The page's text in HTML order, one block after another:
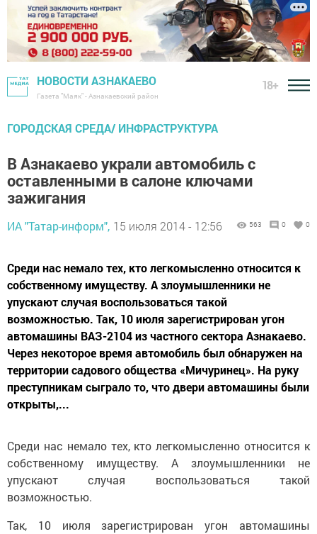
НОВОСТИ АЗНАКАЕВО
Газета "Маяк" - Азнакаевский район
18+
ГОРОДСКАЯ СРЕДА/ ИНФРАСТРУКТУРА
В Азнакаево украли автомобиль с
оставленными в салоне ключами
зажигания
ИА "Татар-информ", 15 июля 2014 - 12:56 563 0 0
Среди нас немало тех, кто легкомысленно относится к
собственному имуществу. А злоумышленники не
упускают случая воспользоваться такой
возможностью. Так, 10 июля зарегистрирован угон
автомашины ВАЗ-2104 из частного сектора Азнакаево.
Через некоторое время автомобиль был обнаружен на
территории садового общества «Мичуринец». На руку
преступникам сыграло то, что двери автомашины были
открыты,...
Среди нас немало тех, кто легкомысленно относится к
собственному имуществу. А злоумышленники не
упускают случая воспользоваться такой
возможностью.
Так, 10 июля зарегистрирован угон автомашины